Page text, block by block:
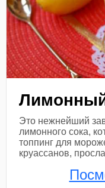
Это нежнейший
лимонного сока,
топпинг для
круассанов,